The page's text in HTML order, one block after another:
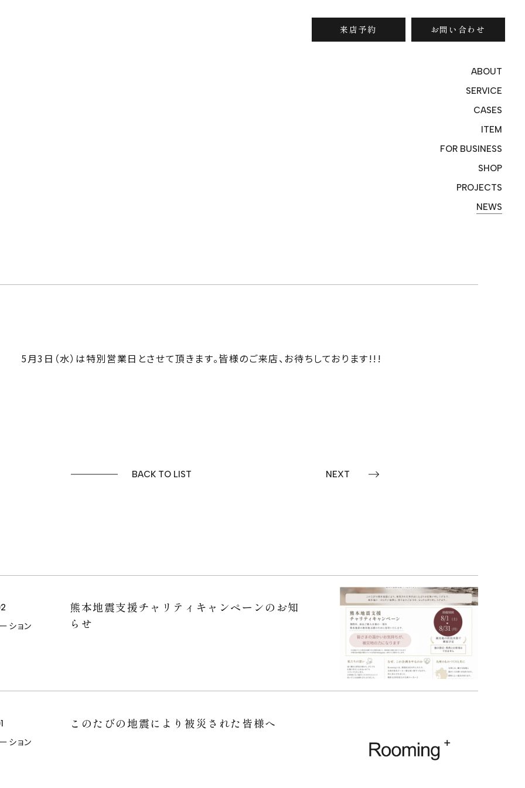
来店予約 お問い合わせ
ABOUT
SERVICE
CASES
ITEM
FOR BUSINESS
SHOP
PROJECTS
NEWS
5月3日（水）は特別営業日とさせて頂きます。皆様のご来店、お待ちしております!!!
BACK TO LIST NEXT
ション
熊本地震支援チャリティキャンペーンのお知
らせ
ション
このたびの地震により被災された皆様へ